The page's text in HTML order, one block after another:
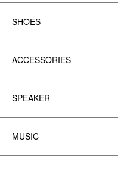
SHOES
ACCESSORIES
SPEAKER
MUSIC